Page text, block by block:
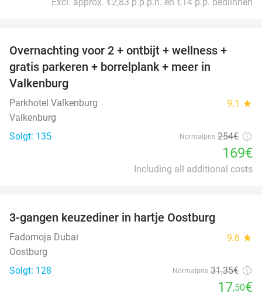
33%
Overnachting voor 2 + ontbijt + wellness +
gratis parkeren + borrelplank + meer in
Valkenburg
Parkhotel Valkenburg 9.1 star
Valkenburg
Solgt: 135
Normalpris 254€
169€
Including all additional costs
3-gangen keuzediner in hartje Oostburg
Fadomoja Dubai 9.6 star
Oostburg
Solgt: 128
Normalpris 31,35€
17,50€